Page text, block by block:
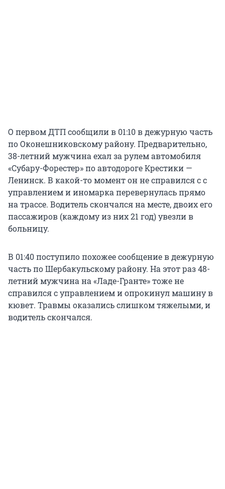
О первом ДТП сообщили в 01:10 в дежурную часть
по Оконешниковскому району. Предварительно,
38-летний мужчина ехал за рулем автомобиля
«Субару-Форестер» по автодороге Крестики —
Ленинск. В какой-то момент он не справился с с
управлением и иномарка перевернулась прямо
на трассе. Водитель скончался на месте, двоих его
пассажиров (каждому из них 21 год) увезли в
больницу.
В 01:40 поступило похожее сообщение в дежурную
часть по Шербакульскому району. На этот раз 48-
летний мужчина на «Ладе-Гранте» тоже не
справился с управлением и опрокинул машину в
кювет. Травмы оказались слишком тяжелыми, и
водитель скончался.